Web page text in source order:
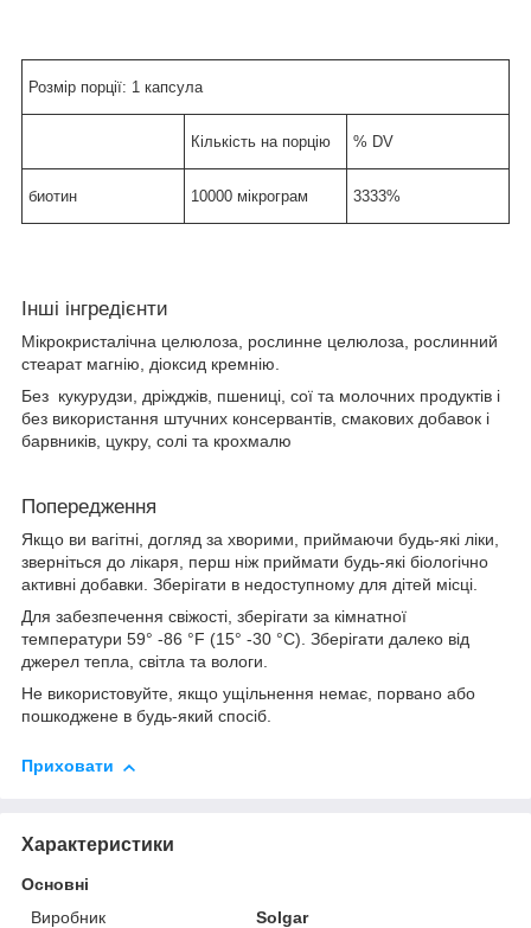
Розмір порції: 1 капсула
Кількість на порцію % DV
биотин 10000 мікрограм 3333%
Інші інгредієнти
Мікрокристалічна целюлоза, рослинне целюлоза, рослинний
стеарат магнію, діоксид кремнію.
Без кукурудзи, дріжджів, пшениці, сої та молочних продуктів і
без використання штучних консервантів, смакових добавок і
барвників, цукру, солі та крохмалю
Попередження
Якщо ви вагітні, догляд за хворими, приймаючи будь-які ліки,
зверніться до лікаря, перш ніж приймати будь-які біологічно
активні добавки. Зберігати в недоступному для дітей місці.
Для забезпечення свіжості, зберігати за кімнатної
температури 59° -86 °F (15° -30 °C). Зберігати далеко від
джерел тепла, світла та вологи.
Не використовуйте, якщо ущільнення немає, порвано або
пошкоджене в будь-який спосіб.
Приховати
Характеристики
Основні
Виробник
Solgar